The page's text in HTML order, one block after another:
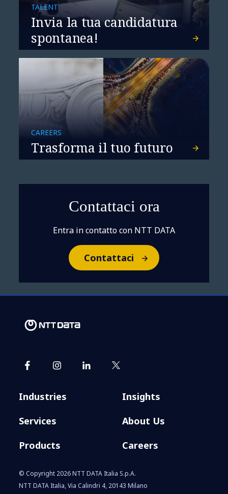
TALENT
Invia la tua candidatura
spontanea!
CAREERS
Trasforma il tuo futuro
Contattaci ora
Entra in contatto con NTT DATA
Contattaci
Industries
Services
Products
Insights
About Us
Careers
© Copyright 2026 NTT DATA Italia S.p.A.
NTT DATA Italia, Via Calindri 4, 20143 Milano